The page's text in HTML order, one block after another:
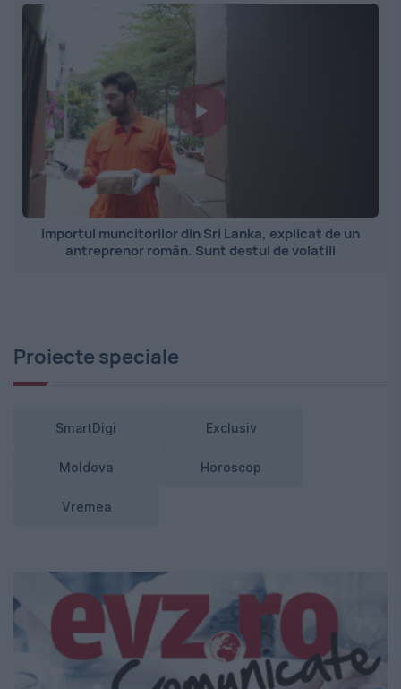
Importul muncitorilor din Sri Lanka, explicat de un
antreprenor român. Sunt destul de volatili
Proiecte speciale
SmartDigi Exclusiv
Moldova Horoscop
Vremea